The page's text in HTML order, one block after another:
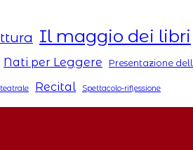
Il maggio dei libri
Nati per Leggere Presentazione
Recital Spettacolo-riflessione